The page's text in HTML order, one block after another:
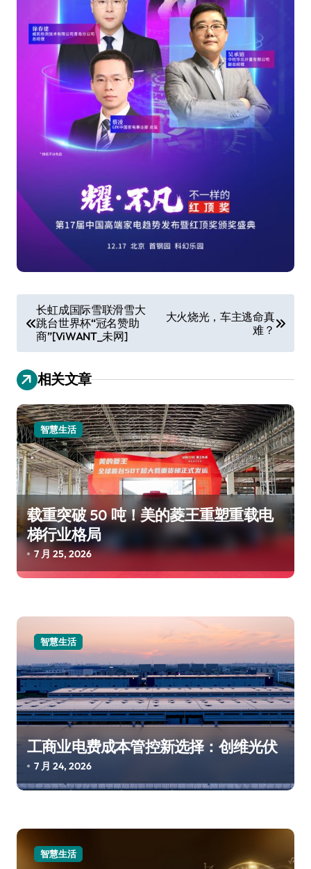
章
导
航
长虹成国际雪联滑雪大
跳台世界杯“冠名赞助
商”[ViWANT_未网]
大火烧光，车主逃命真
难？
相关文章
智慧生活
载重突破 50 吨！美的菱王重塑重载电
梯行业格局
7 月 25, 2026
智慧生活
工商业电费成本管控新选择：创维光伏
7 月 24, 2026
智慧生活